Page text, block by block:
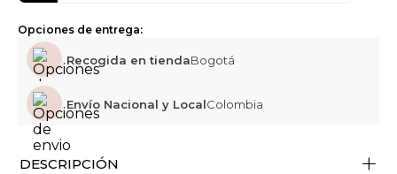
Opciones de entrega:
Recogida en tiendaBogotá
Envío Nacional y LocalColombia
DESCRIPCIÓN +